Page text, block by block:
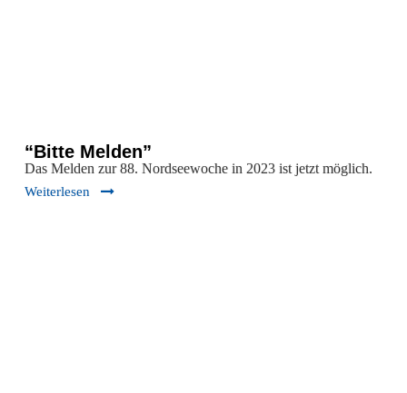
“Bitte Melden”
Das Melden zur 88. Nordseewoche in 2023 ist jetzt möglich.
Weiterlesen